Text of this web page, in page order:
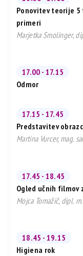
Ponovitev teorije
primeri
Marjetka Smolinger,
17.00 - 17.15
Odmor
17.15 - 17.45
Predstavitev
Martina Vurcer, mag.
17.45 - 18.45
Ogled učnih filmov
Mojca Tomažič, dipl.
18.45 - 19.15
Higiena rok